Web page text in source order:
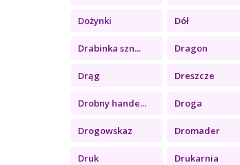
Dożynki Dół
Drabinka szn... Dragon
Drąg Dreszcze
Drobny hande... Droga
Drogowskaz Dromader
Druk Drukarnia